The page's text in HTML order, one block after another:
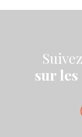
sur les